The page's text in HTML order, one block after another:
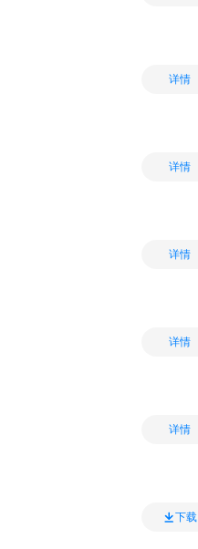
详情
详情
详情
详情
详情
下载